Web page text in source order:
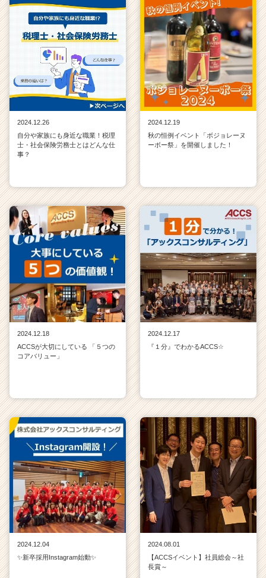
2024.12.26
自分や家族にも身近な職業！税理
士・社会保険労務士とはどんな仕
事？
2024.12.19
秋の恒例イベント「ボジョレーヌ
ーボー祭」を開催しました！
2024.12.18
ACCSが大切にしている 「５つの
コアバリュー」
2024.12.17
『１分』でわかるACCS☆
2024.12.04
✨新卒採用Instagram始動✨
2024.08.01
【ACCSイベント】社員総会～社
長賞～